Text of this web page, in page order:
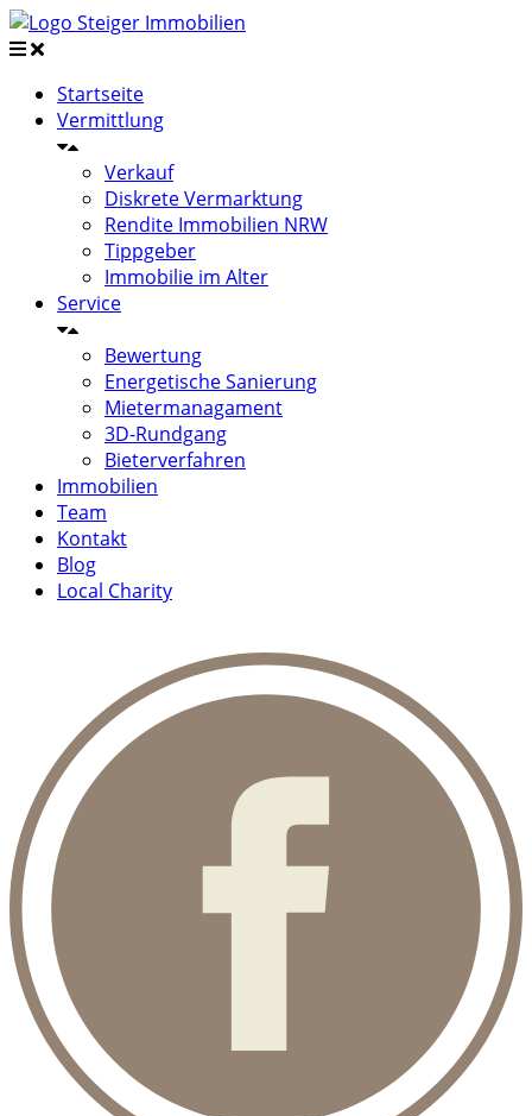
Startseite
Vermittlung
Verkauf
Diskrete Vermarktung
Rendite Immobilien NRW
Tippgeber
Immobilie im Alter
Service
Bewertung
Energetische Sanierung
Mietermanagament
3D-Rundgang
Bieterverfahren
Immobilien
Team
Kontakt
Blog
Local Charity